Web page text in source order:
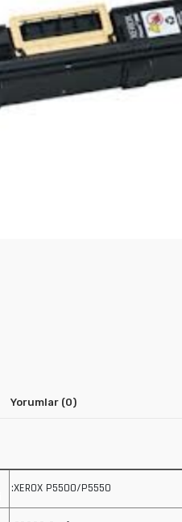
Yorumlar (0)
:XEROX P5500/P5550